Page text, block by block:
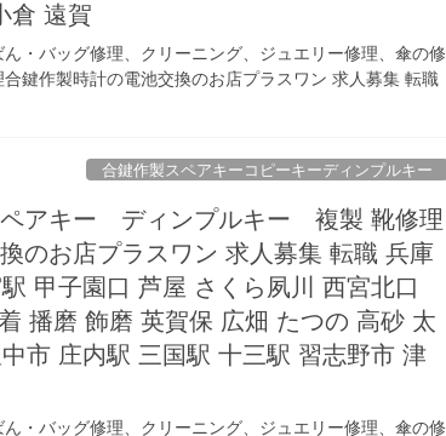
倉 遠賀
・バッグ修理、クリーニング、ジュエリー修理、傘の修
鍵作製時計の電池交換のお店プラスワン 求人募集 転職
合鍵作製スペアキーコピーキーディンプルキー
キー ディンプルキー 複製 靴修理
のお店プラスワン 求人募集 転職 兵庫
甲子園口 芦屋 さくら夙川 西宮北口
播磨 飾磨 英賀保 広畑 たつの 高砂 太
市 庄内駅 三国駅 十三駅 習志野市 津
・バッグ修理、クリーニング、ジュエリー修理、傘の修